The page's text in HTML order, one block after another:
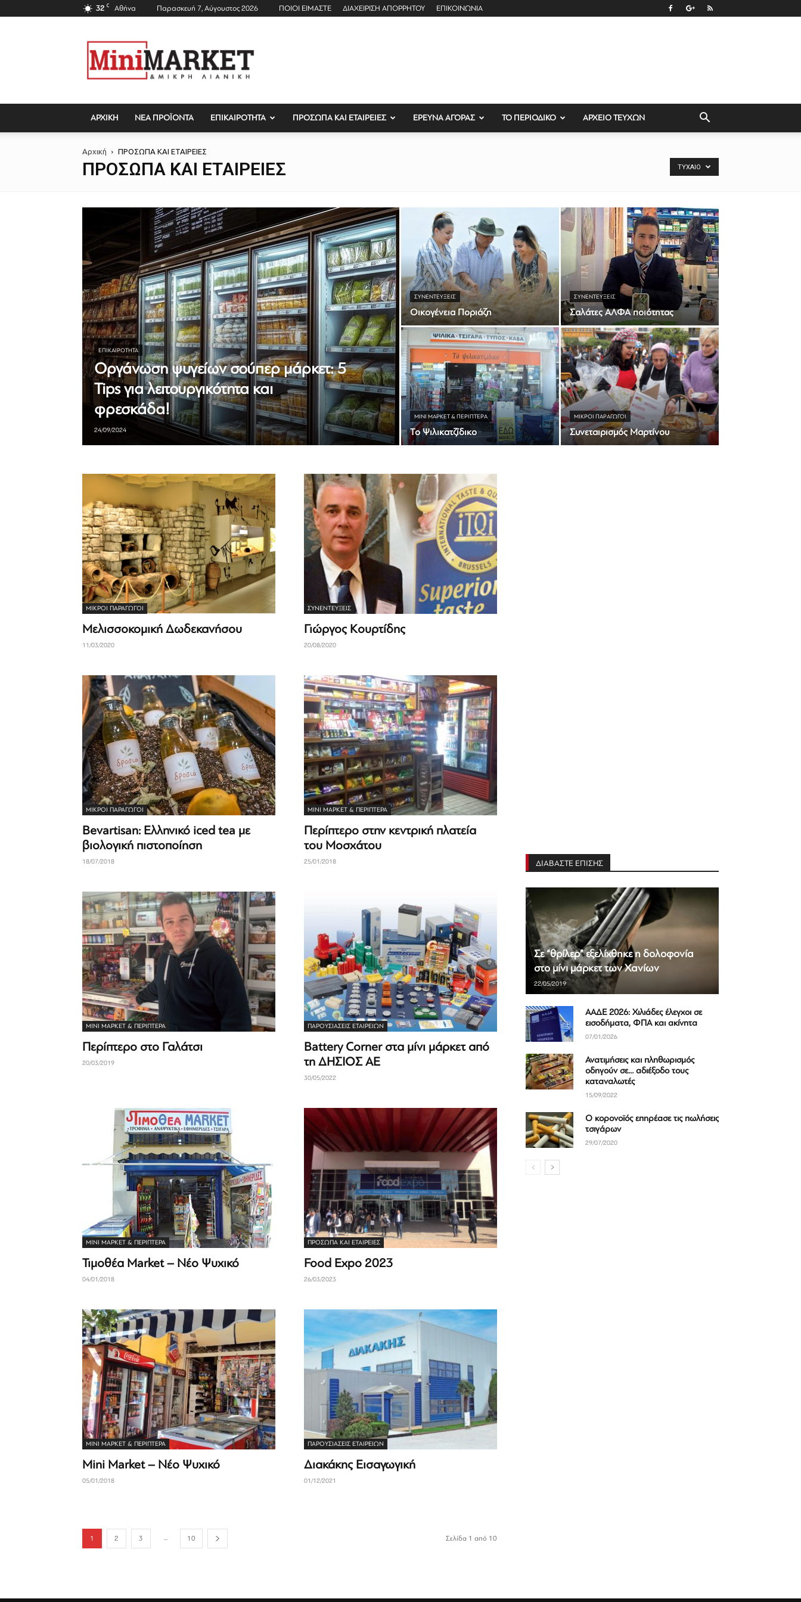
32 C Αθήνα Παρασκευή 7, Αύγουστος 2026 ΠΟΙΟΙ ΕΙΜΑΣΤΕ ΔΙΑΧΕΙΡΙΣΗ ΑΠΟΡΡΗΤΟΥ ΕΠΙΚΟΙΝΩΝΙΑ
Mini
Market
Magazine
ΑΡΧΙΚΗ ΝΕΑ ΠΡΟΪΟΝΤΑ ΕΠΙΚΑΙΡΟΤΗΤΑ ΠΡΟΣΩΠΑ ΚΑΙ ΕΤΑΙΡΕΙΕΣ ΕΡΕΥΝΑ ΑΓΟΡΑΣ ΤΟ ΠΕΡΙΟΔΙΚΟ ΑΡΧΕΙΟ ΤΕΥΧΩΝ
Αρχική ΠΡΟΣΩΠΑ ΚΑΙ ΕΤΑΙΡΕΙΕΣ
ΠΡΟΣΩΠΑ ΚΑΙ ΕΤΑΙΡΕΙΕΣ ΤΥΧΑΊΟ
ΕΠΙΚΑΙΡΟΤΗΤΑ
Οργάνωση ψυγείων σούπερ μάρκετ: 5
Tips για λειτουργικότητα και
φρεσκάδα!
24/09/2024
ΣΥΝΕΝΤΕΎΞΕΙΣ
Οικογένεια Ποριάζη
ΣΥΝΕΝΤΕΎΞΕΙΣ
Σαλάτες ΑΛΦΑ ποιότητας
ΜΊΝΙ ΜΆΡΚΕΤ & ΠΕΡΊΠΤΕΡΑ
Το Ψιλικατζίδικο
ΜΙΚΡΟΊ ΠΑΡΑΓΩΓΟΊ
Συνεταιρισμός Μαρτίνου
ΜΙΚΡΟΊ ΠΑΡΑΓΩΓΟΊ
Μελισσοκομική Δωδεκανήσου
11/03/2020
ΣΥΝΕΝΤΕΎΞΕΙΣ
Γιώργος Κουρτίδης
20/08/2020
ΜΙΚΡΟΊ ΠΑΡΑΓΩΓΟΊ
Bevartisan: Ελληνικό iced tea με
βιολογική πιστοποίηση
18/07/2018
ΜΊΝΙ ΜΆΡΚΕΤ & ΠΕΡΊΠΤΕΡΑ
Περίπτερο στην κεντρική πλατεία
του Μοσχάτου
25/01/2018
ΜΊΝΙ ΜΆΡΚΕΤ & ΠΕΡΊΠΤΕΡΑ
Περίπτερο στο Γαλάτσι
20/03/2019
ΠΑΡΟΥΣΙΆΣΕΙΣ ΕΤΑΙΡΕΙΏΝ
Battery Corner στα μίνι μάρκετ από
τη ΔΗΣΙΟΣ ΑΕ
30/05/2022
ΜΊΝΙ ΜΆΡΚΕΤ & ΠΕΡΊΠΤΕΡΑ
Τιμοθέα Market – Νέο Ψυχικό
04/01/2018
ΠΡΟΣΩΠΑ ΚΑΙ ΕΤΑΙΡΕΙΕΣ
Food Expo 2023
26/03/2023
ΜΊΝΙ ΜΆΡΚΕΤ & ΠΕΡΊΠΤΕΡΑ
Mini Market – Νέο Ψυχικό
05/01/2018
ΠΑΡΟΥΣΙΆΣΕΙΣ ΕΤΑΙΡΕΙΏΝ
Διακάκης Εισαγωγική
01/12/2021
1 2 3 ... 10 Σελίδα 1 από 10
ΔΙΑΒΑΣΤΕ ΕΠΙΣΗΣ
Σε “θρίλερ” εξελίχθηκε η δολοφονία
στο μίνι μάρκετ των Χανίων
22/05/2019
ΑΑΔΕ 2026: Χιλιάδες έλεγχοι σε
εισοδήματα, ΦΠΑ και ακίνητα
07/01/2026
Ανατιμήσεις και πληθωρισμός
οδηγούν σε… αδιέξοδο τους
καταναλωτές
15/09/2022
Ο κορονοϊός επηρέασε τις πωλήσεις
τσιγάρων
29/07/2020